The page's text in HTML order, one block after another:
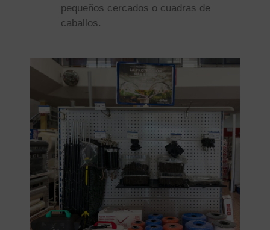
pequeños cercados o cuadras de
caballos.